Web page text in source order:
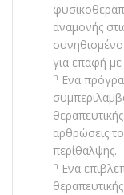
αναμονής
για επαφή
n Ενα
αρθρώσεις
περίθαλψης.
n Ενα